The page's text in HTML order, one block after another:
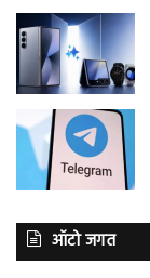
ऑटो जगत